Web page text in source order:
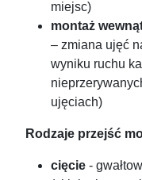
miejsc)
montaż
– zmiana ujęć
wyniku ruchu
ujęciach)
Rodzaje przejść
cięcie -